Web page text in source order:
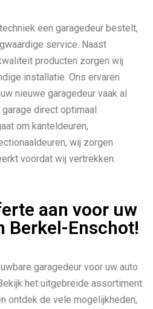
een garagedeur bestelt,
service. Naast
producten zorgen wij
installatie. Ons ervaren
nieuwe garagedeur vaak al
direct optimaal
om kanteldeuren,
wij zorgen
voordat wij vertrekken.
aan voor uw
Berkel-Enschot!
garagedeur voor uw auto
het uitgebreide assortiment
ontdek de vele mogelijkheden,